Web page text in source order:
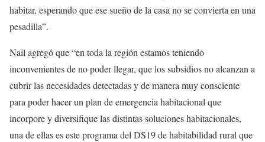
habitar, esperando que ese sueño de la casa no se convierta en una
pesadilla”.
Nail agregó que “en toda la región estamos teniendo
inconvenientes de no poder llegar, que los subsidios no alcanzan a
cubrir las necesidades detectadas y de manera muy consciente
para poder hacer un plan de emergencia habitacional que
incorpore y diversifique las distintas soluciones habitacionales,
una de ellas es este programa del DS19 de habitabilidad rural que